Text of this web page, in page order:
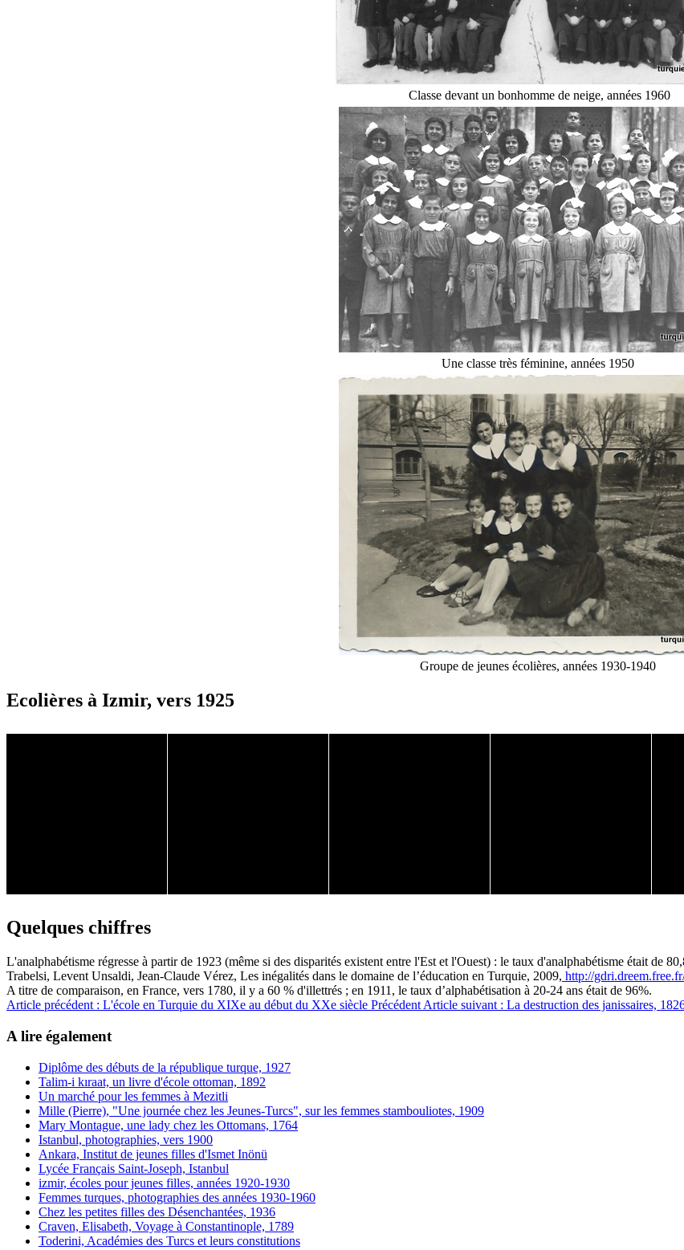
Classe devant un bonhomme de neige, années 1960
Une classe très féminine, années 1950
Groupe de jeunes écolières, années 1930-1940
Ecolières à Izmir, vers 1925
Quelques chiffres
L'analphabétisme régresse à partir de 1923 (même si des disparités existent entre l'Est et l'Ouest) : le taux d'analphabétisme était de
Trabelsi, Levent Unsaldi, Jean-Claude Vérez, Les inégalités dans le domaine de l’éducation en Turquie, 2009, http://
A titre de comparaison, en France, vers 1780, il y a 60 % d'illettrés ; en 1911, le taux d’alphabétisation à 20-24 ans était de 96%.
Article précédent : L'école en Turquie du XIXe au début du XXe siècle Précédent Article suivant : La destruction des janissaires,
A lire également
Diplôme des débuts de la république turque, 1927
Talim-i kıraat, un livre d'école ottoman, 1892
Un marché pour les femmes à Mezitli
Mille (Pierre), "Une journée chez les Jeunes-Turcs", sur les femmes stambouliotes, 1909
Mary Montague, une lady chez les Ottomans, 1764
Istanbul, photographies, vers 1900
Ankara, Institut de jeunes filles d'Ismet Inönü
Lycée Français Saint-Joseph, Istanbul
izmir, écoles pour jeunes filles, années 1920-1930
Femmes turques, photographies des années 1930-1960
Chez les petites filles des Désenchantées, 1936
Craven, Elisabeth, Voyage à Constantinople, 1789
Toderini, Académies des Turcs et leurs constitutions